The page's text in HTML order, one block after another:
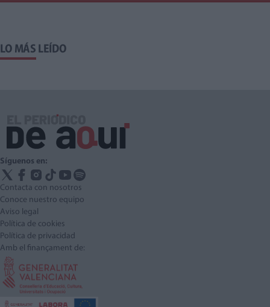
LO MÁS LEÍDO
Síguenos en:
Contacta con nosotros
Conoce nuestro equipo
Aviso legal
Política de cookies
Política de privacidad
Amb el finançament de: